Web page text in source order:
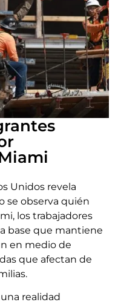
Unidos revela
se observa quién
los trabajadores
base que mantiene
en medio de
que afectan de
realidad